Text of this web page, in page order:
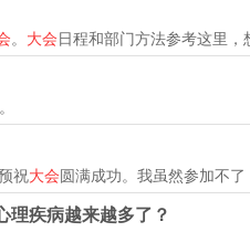
。 大会日程和部门方法参考这里，
。
祝大会圆满成功。我虽然参加不
理疾病越来越多了？